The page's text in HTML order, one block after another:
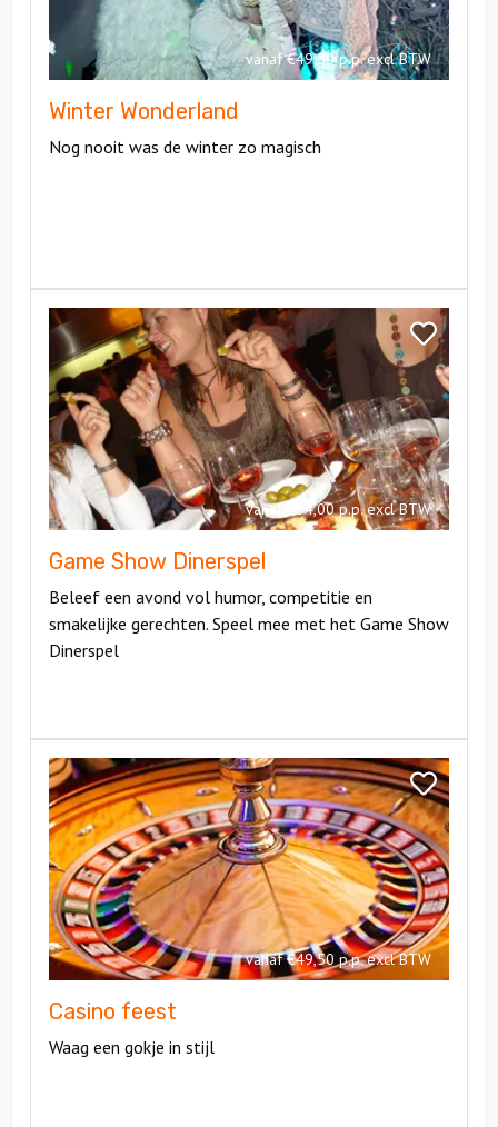
vanaf €49,50 p.p. excl BTW
Winter Wonderland
Nog nooit was de winter zo magisch
Bekijk
Game
Show
Dinerspel
vanaf €54,00 p.p. excl BTW
Game Show Dinerspel
Beleef een avond vol humor, competitie en
smakelijke gerechten. Speel mee met het Game Show
Dinerspel
Game
Show
Dinerspel
Bekijk
Casino
feest
vanaf €49,50 p.p. excl BTW
Casino feest
Waag een gokje in stijl
Casino
feest